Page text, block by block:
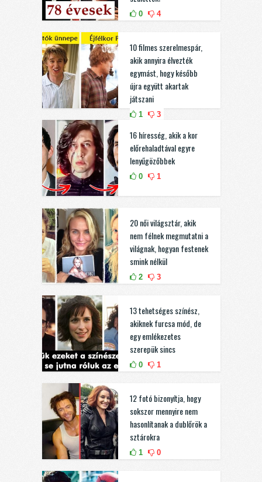
0 4
10 filmes szerelmespár,
akik annyira élvezték
egymást, hogy később
újra együtt akartak
játszani
1 3
16 híresség, akik a kor
előrehaladtával egyre
lenyűgözőbbek
0 1
20 női világsztár, akik
nem félnek megmutatni a
világnak, hogyan festenek
smink nélkül
2 3
13 tehetséges színész,
akiknek furcsa mód, de
egy emlékezetes
szerepük sincs
0 1
12 fotó bizonyítja, hogy
sokszor mennyire nem
hasonlítanak a dublőrök a
sztárokra
1 0